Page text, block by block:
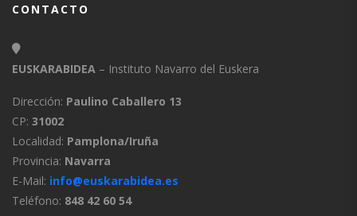
CONTACTO
EUSKARABIDEA – Instituto Navarro del Euskera
Dirección: Paulino Caballero 13
CP: 31002
Localidad: Pamplona/Iruña
Provincia: Navarra
E-Mail: info@euskarabidea.es
Teléfono: 848 42 60 54